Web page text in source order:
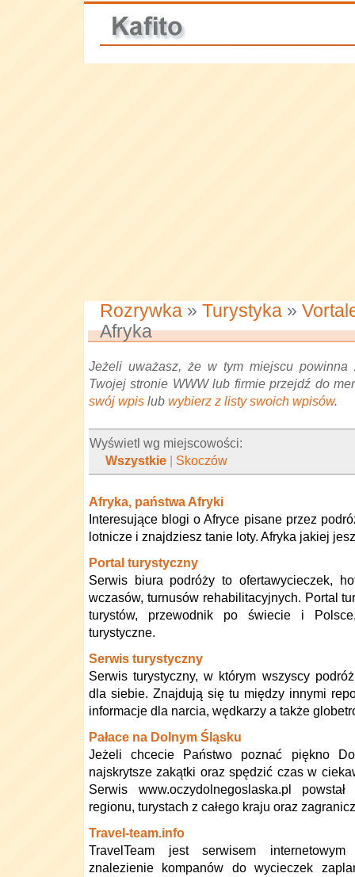
Rozrywka » Turystyka »
Afryka
Jeżeli uważasz, że w tym miejscu powinna
Twojej stronie WWW lub firmie przejdź do
swój wpis lub wybierz z listy swoich wpisów.
Wyświetl wg miejscowości:
Wszystkie | Skoczów
Afryka, państwa Afryki
Interesujące blogi o Afryce pisane przez
lotnicze i znajdziesz tanie loty. Afryka jakiej
Portal turystyczny
Serwis biura podróży to ofertawycieczek,
wczasów, turnusów rehabilitacyjnych. Portal
turystów, przewodnik po świecie i
turystyczne.
Serwis turystyczny
Serwis turystyczny, w którym wszyscy
dla siebie. Znajdują się tu między innymi
informacje dla narcia, wędkarzy a także
Pałace na Dolnym Śląsku
Jeżeli chcecie Państwo poznać piękno
najskrytsze zakątki oraz spędzić czas w
Serwis www.oczydolnegoslaska.pl
regionu, turystach z całego kraju oraz
Travel-team.info
TravelTeam jest serwisem internetowym
znalezienie kompanów do wycieczek